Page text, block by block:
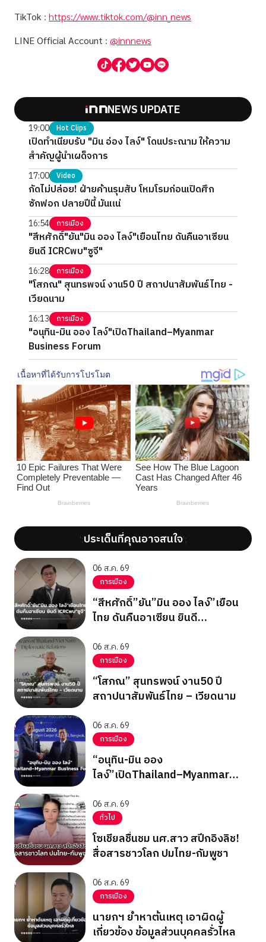
TikTok : https://www.tiktok.com/@inn_news
LINE Official Account : @innnews
NEWS UPDATE
19:00 Hot Clips
เปิดทำเนียบรับ "มิน อ่อง ไลง์" โดนประณาม ให้ความ
สำคัญผู้นำเผด็จการ
17:00 Video
กัดไม่ปล่อย! ฝ่ายค้านรุมสับ โหมโรมก่อนเปิดศึก
ซักฟอก ปลายปีนี้ มันแน่
16:54 การเมือง
"สีหศักดิ์"ยัน"มิน ออง ไลง์"เยือนไทย ดันคืนอาเซียน
ยินดี ICRCพบ"ซูจี"
16:28 การเมือง
"โสภณ" สุนทรพจน์ งาน50 ปี สถาปนาสัมพันธ์ไทย -
เวียดนาม
16:13 การเมือง
"อนุทิน-มิน ออง ไลง์"เปิดThailand–Myanmar
Business Forum
';ประเด็นที่คุณอาจสนใจ';
06 ส.ค. 69
การเมือง
“สีหศักดิ์”ยัน”มิน ออง ไลง์”เยือน
ไทย ดันคืนอาเซียน ยินดี
06 ส.ค. 69
การเมือง
“โสภณ” สุนทรพจน์ งาน50 ปี
สถาปนาสัมพันธ์ไทย – เวียดนาม
06 ส.ค. 69
การเมือง
“อนุทิน-มิน ออง
ไลง์”เปิดThailand–Myanmar
06 ส.ค. 69
ทั่วไป
โซเชียลชื่นชม นศ.สาว สปีกอิงลิช!
สื่อสารชาวโลก ปมไทย-กัมพูชา
06 ส.ค. 69
การเมือง
นายกฯ ย้ำหาต้นเหตุ เอาผิดผู้
เกี่ยวข้อง ข้อมูลส่วนบุคคลรั่วไหล